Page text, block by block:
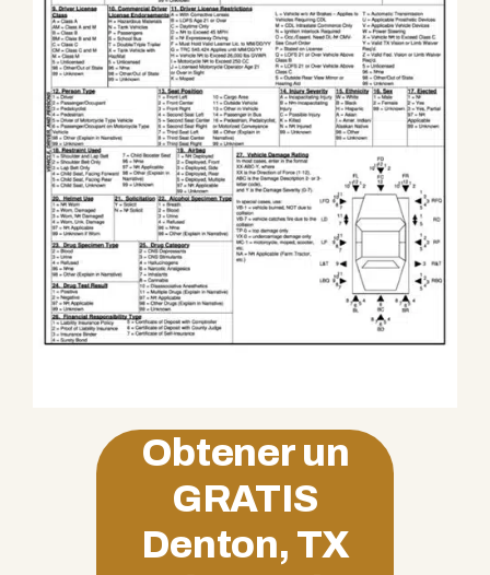
Obtener un
GRATIS
Denton, TX